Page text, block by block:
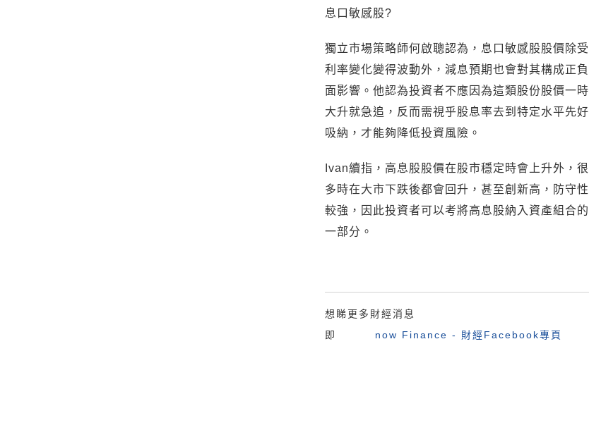
息口敏感股?
獨立市場策略師何啟聰認為，息口敏感股股價除受
利率變化變得波動外，減息預期也會對其構成正負
面影響。他認為投資者不應因為這類股份股價一時
大升就急追，反而需視乎股息率去到特定水平先好
吸納，才能夠降低投資風險。
Ivan續指，高息股股價在股市穩定時會上升外，很
多時在大市下跌後都會回升，甚至創新高，防守性
較強，因此投資者可以考將高息股納入資產組合的
一部分。
想睇更多財經消息
即
now Finance - 財經Facebook專頁